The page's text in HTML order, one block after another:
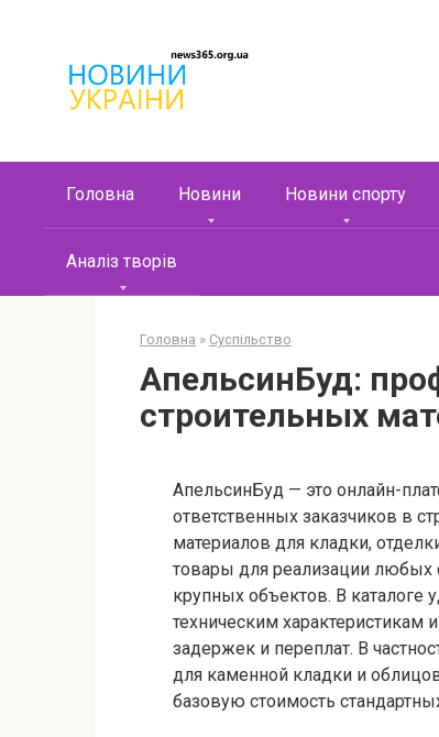
контенту
Головна Новини Новини спорту
Аналіз творів
Головна » Суспільство
АпельсинБуд:
строительных
АпельсинБуд — это онлайн-
ответственных заказчиков в
материалов для кладки,
товары для реализации любых
крупных объектов. В каталоге
техническим характеристикам
задержек и переплат. В
для каменной кладки и
базовую стоимость